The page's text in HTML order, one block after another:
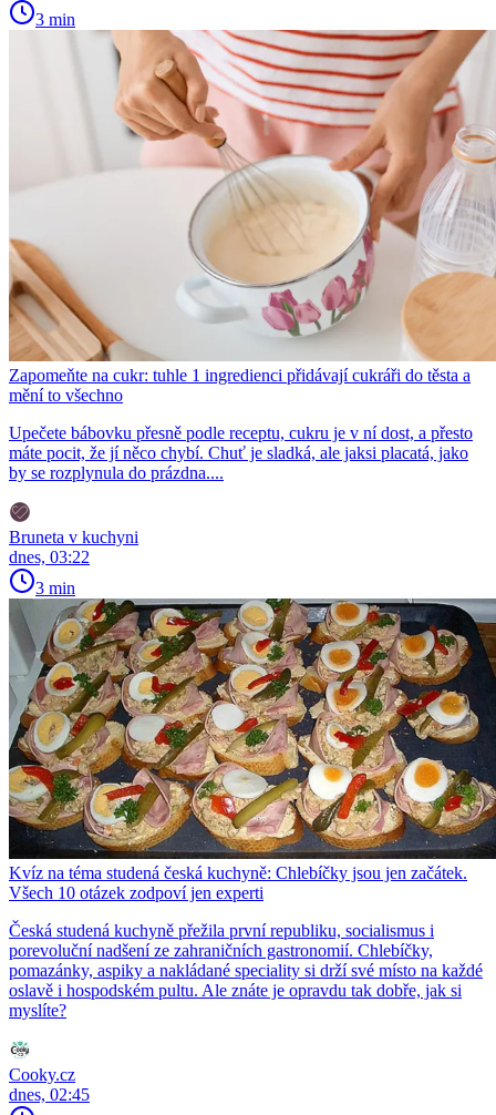
3 min
Zapomeňte na cukr: tuhle 1 ingredienci přidávají cukráři do těsta a
mění to všechno
Upečete bábovku přesně podle receptu, cukru je v ní dost, a přesto
máte pocit, že jí něco chybí. Chuť je sladká, ale jaksi placatá, jako
by se rozplynula do prázdna....
Bruneta v kuchyni
dnes, 03:22
3 min
Kvíz na téma studená česká kuchyně: Chlebíčky jsou jen začátek.
Všech 10 otázek zodpoví jen experti
Česká studená kuchyně přežila první republiku, socialismus i
porevoluční nadšení ze zahraničních gastronomií. Chlebíčky,
pomazánky, aspiky a nakládané speciality si drží své místo na každé
oslavě i hospodském pultu. Ale znáte je opravdu tak dobře, jak si
myslíte?
Cooky.cz
dnes, 02:45